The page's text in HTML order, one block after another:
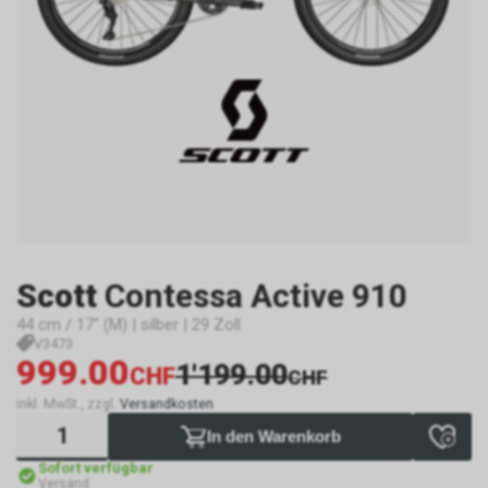
Scott Contessa Active 910
44 cm / 17" (M) | silber | 29 Zoll
V3473
999.00CHF1'199.00CHF
inkl. MwSt., zzgl. Versandkosten
In den Warenkorb
Sofort verfügbar
Versand